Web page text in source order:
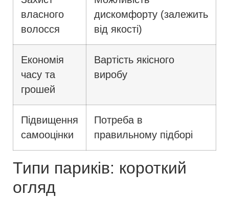
власного
волосся
дискомфорту (залежить
від якості)
Економія
часу та
грошей
Вартість якісного
виробу
Підвищення
самооцінки
Потреба в
правильному підборі
Типи париків: короткий
огляд